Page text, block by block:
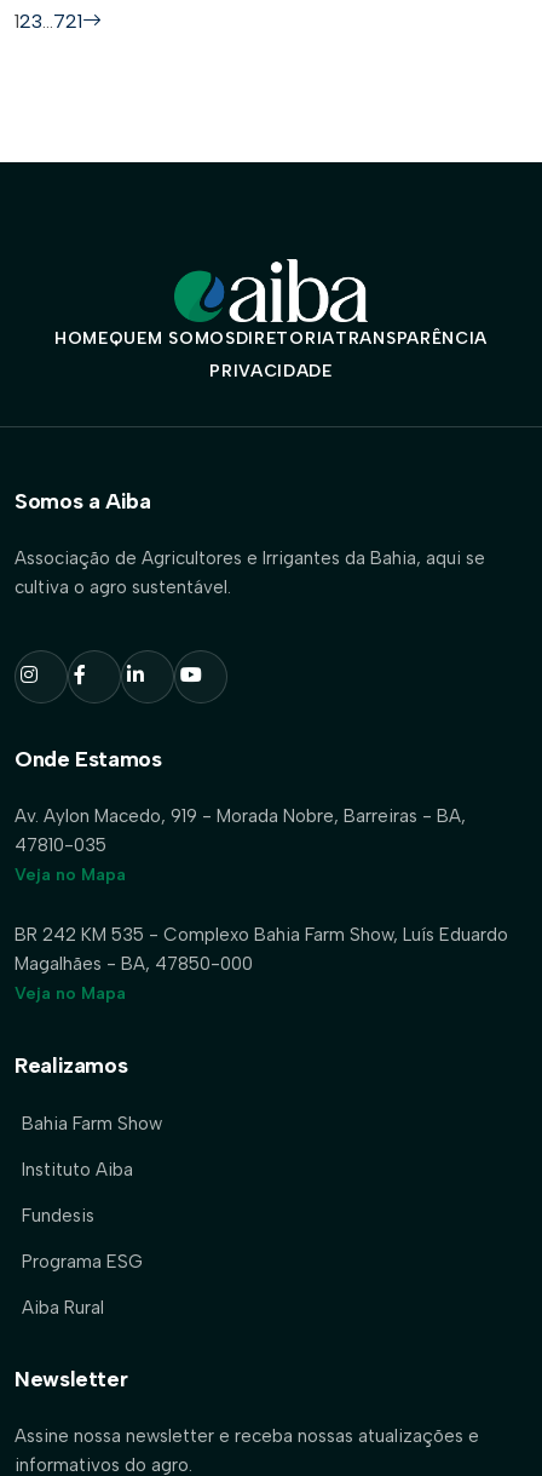
123…721
HOMEQUEM SOMOSDIRETORIATRANSPARÊNCIA
PRIVACIDADE
Somos a Aiba
Associação de Agricultores e Irrigantes da Bahia, aqui se
cultiva o agro sustentável.
Onde Estamos
Av. Aylon Macedo, 919 - Morada Nobre, Barreiras - BA,
47810-035
Veja no Mapa
BR 242 KM 535 - Complexo Bahia Farm Show, Luís Eduardo
Magalhães - BA, 47850-000
Veja no Mapa
Realizamos
Bahia Farm Show
Instituto Aiba
Fundesis
Programa ESG
Aiba Rural
Newsletter
Assine nossa newsletter e receba nossas atualizações e
informativos do agro.